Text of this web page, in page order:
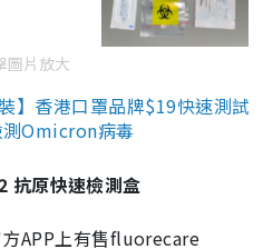
圖片放大
】香港口罩品牌$19快速測試
Omicron病毒
原快速檢測盒
APP上有售fluorecare